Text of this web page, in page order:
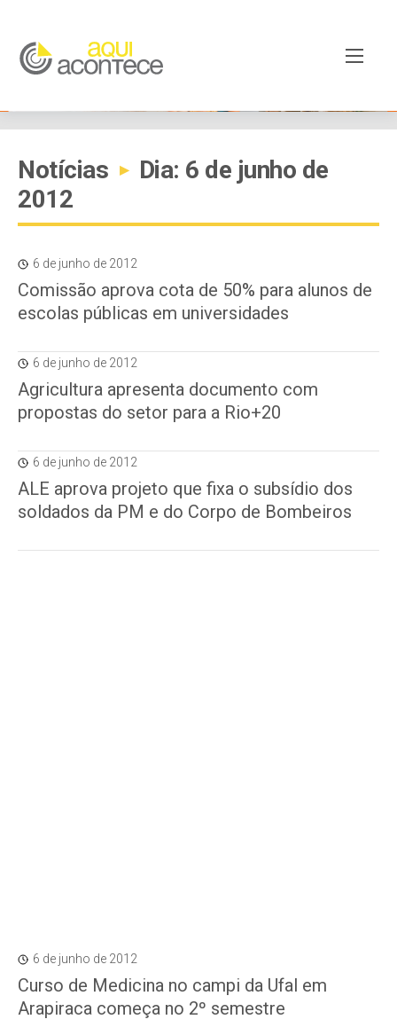
Notícias ▸
Dia: 6 de junho de
2012
6 de junho de 2012
Comissão aprova cota de 50% para alunos de
escolas públicas em universidades
6 de junho de 2012
Agricultura apresenta documento com
propostas do setor para a Rio+20
6 de junho de 2012
ALE aprova projeto que fixa o subsídio dos
soldados da PM e do Corpo de Bombeiros
6 de junho de 2012
Curso de Medicina no campi da Ufal em
Arapiraca começa no 2º semestre